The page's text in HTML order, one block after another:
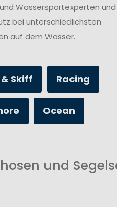
Wassersportexperten und
bei unterschiedlichsten
auf dem Wasser.
Skiff Racing
Ocean
und